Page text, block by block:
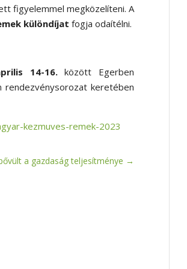
figyelemmel megközelíteni. A
különdíjat fogja odaítélni.
14-16.között Egerben
keretében
kezmuves-remek-2023
a gazdaság teljesítménye →